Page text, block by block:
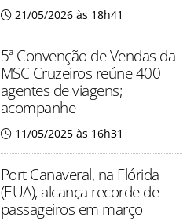
21/05/2026 às 18h41
5ª Convenção de Vendas da
MSC Cruzeiros reúne 400
agentes de viagens;
acompanhe
11/05/2025 às 16h31
Port Canaveral, na Flórida
(EUA), alcança recorde de
passageiros em março